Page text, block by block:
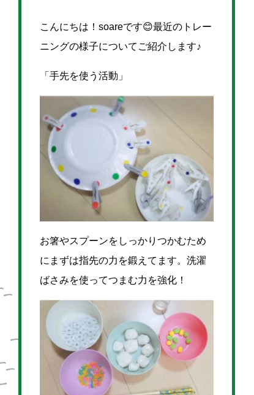
こんにちは！soareです😊最近のトレー
ニングの様子についてご紹介します♪
「手先を使う活動」
お箸やスプーンをしっかりつかむため
にまずは指先の力を鍛えてます。洗濯
ばさみを使ってつまむ力を強化！